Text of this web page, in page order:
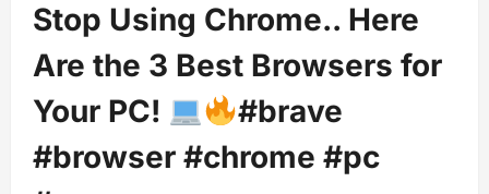
Stop Using Chrome.. Here
Are the 3 Best Browsers for
Your PC!
#brave
#browser #chrome #pc